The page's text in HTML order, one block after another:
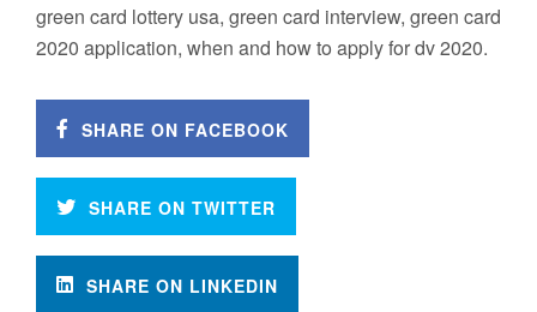
green card lottery usa, green card interview, green card
2020 application, when and how to apply for dv 2020.
SHARE ON FACEBOOK
SHARE ON TWITTER
SHARE ON LINKEDIN